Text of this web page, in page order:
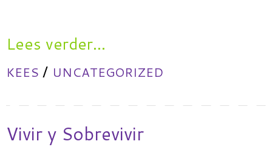
Lees verder...
KEES / UNCATEGORIZED
Vivir y Sobrevivir